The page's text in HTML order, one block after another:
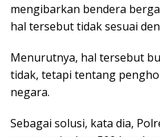
mengibarkan bendera
hal tersebut tidak sesuai
Menurutnya, hal tersebut
tidak, tetapi tentang
negara.
Sebagai solusi, kata dia,